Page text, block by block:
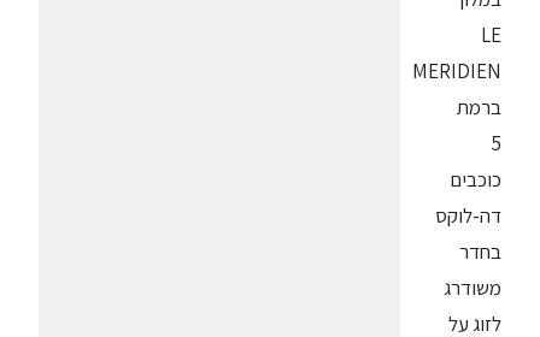
LE
MERIDIEN
ברמת
5
כוכבים
דה-לוקס
בחדר
משודרג
לזוג על